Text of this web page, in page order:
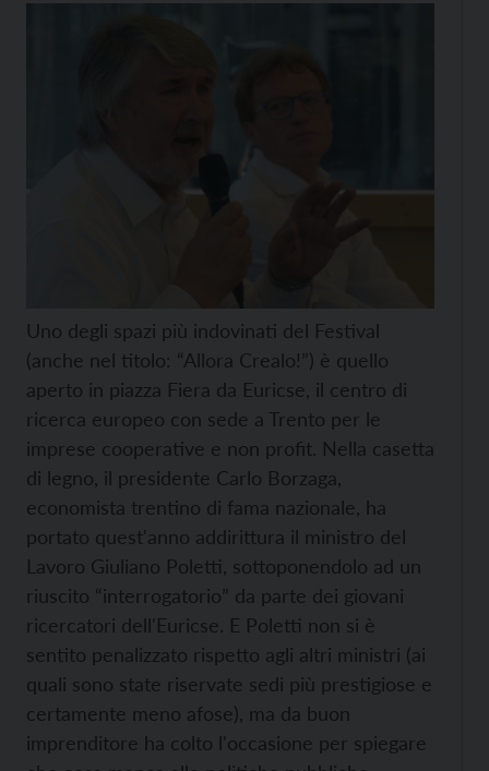
Uno degli spazi più indovinati del Festival
(anche nel titolo: “Allora Crealo!”) è quello
aperto in piazza Fiera da Euricse, il centro di
ricerca europeo con sede a Trento per le
imprese cooperative e non profit. Nella casetta
di legno, il presidente Carlo Borzaga,
economista trentino di fama nazionale, ha
portato quest'anno addirittura il ministro del
Lavoro Giuliano Poletti, sottoponendolo ad un
riuscito “interrogatorio” da parte dei giovani
ricercatori dell'Euricse. E Poletti non si è
sentito penalizzato rispetto agli altri ministri (ai
quali sono state riservate sedi più prestigiose e
certamente meno afose), ma da buon
imprenditore ha colto l'occasione per spiegare